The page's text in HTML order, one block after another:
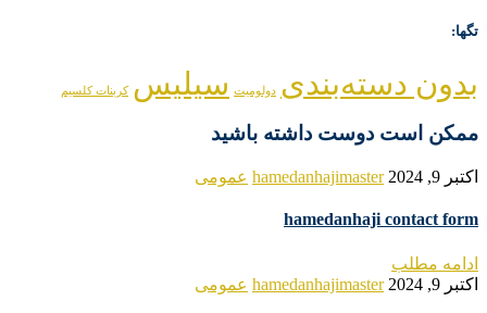
تگها:
بدون دسته‌بندی دولومیت سیلیس کربنات کلسیم
ممکن است دوست داشته باشید
اکتبر 9, 2024 hamedanhajimaster عمومی
hamedanhaji contact form
ادامه مطلب
اکتبر 9, 2024
hamedanhajimaster عمومی